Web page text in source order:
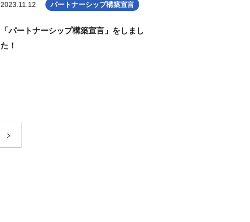
2023.11.12 パートナーシップ構築宣言
「パートナーシップ構築宣言」をしまし
た！